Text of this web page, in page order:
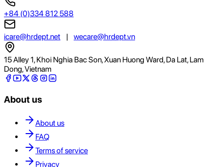
+84 (0)334 812 588
icare@hrdept.net | wecare@hrdept.vn
15 Alley 1, Khoi Nghia Bac Son, Xuan Huong Ward, Da Lat, Lam
Dong, Vietnam
About us
About us
FAQ
Terms of service
Privacy